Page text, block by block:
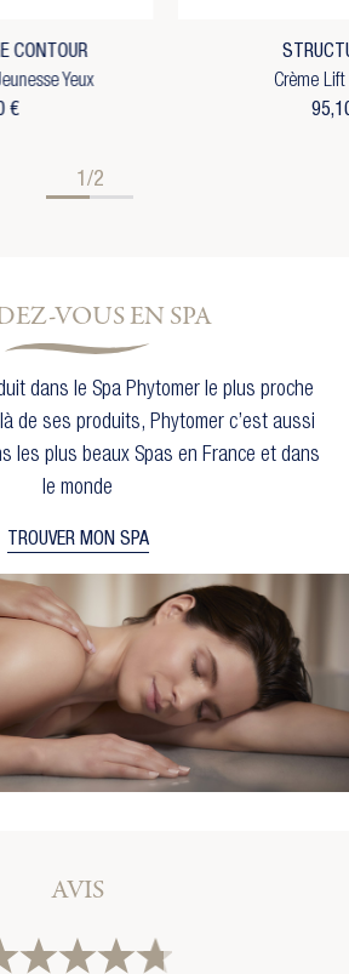
pour ajouter des produits
CONTOUR
Yeux
€
Crème Lift
1/2
VOUS EN SPA
dans le Spa Phytomer le plus proche
de ses produits, Phytomer c’est aussi
les plus beaux Spas en France et dans
le monde
TROUVER MON SPA
AVIS